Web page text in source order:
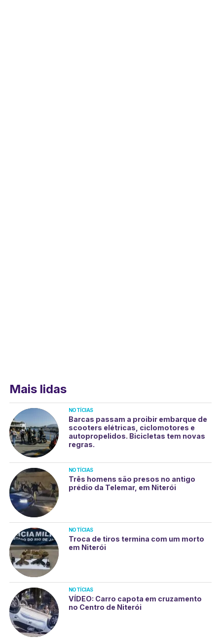
Mais lidas
NOTÍCIAS
Barcas passam a proibir embarque de
scooters elétricas, ciclomotores e
autopropelidos. Bicicletas tem novas
regras.
NOTÍCIAS
Três homens são presos no antigo
prédio da Telemar, em Niterói
NOTÍCIAS
Troca de tiros termina com um morto
em Niterói
NOTÍCIAS
VÍDEO: Carro capota em cruzamento
no Centro de Niterói